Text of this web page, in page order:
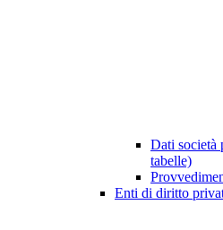
Dati società
tabelle)
Enti di diritto